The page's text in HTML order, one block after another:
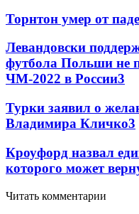
Торнтон умер от
Левандовски
футбола Польши не
ЧМ-2022 в России3
Турки заявил о
Владимира Кличко3
Кроуфорд назвал
которого может
Читать комментарии